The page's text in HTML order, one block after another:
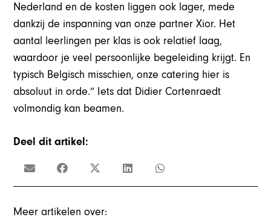
Nederland en de kosten liggen ook lager, mede
dankzij de inspanning van onze partner Xior. Het
aantal leerlingen per klas is ook relatief laag,
waardoor je veel persoonlijke begeleiding krijgt. En
typisch Belgisch misschien, onze catering hier is
absoluut in orde.” Iets dat Didier Cortenraedt
volmondig kan beamen.
Deel dit artikel:
Meer artikelen over: